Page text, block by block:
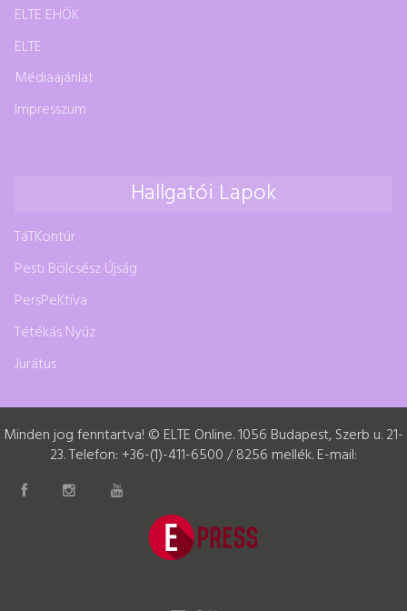
ELTE EHÖK
ELTE
Médiaajánlat
Impresszum
Hallgatói Lapok
TáTKontúr
Pesti Bölcsész Újság
PersPeKtíva
Tétékás Nyúz
Jurátus
Minden jog fenntartva! © ELTE Online. 1056 Budapest, Szerb u. 21-
23. Telefon: +36-(1)-411-6500 / 8256 mellék. E-mail: